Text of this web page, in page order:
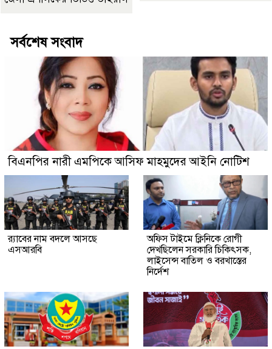
সর্বশেষ সংবাদ
বিএনপির নারী এমপিকে আসিফ মাহমুদের আইনি নোটিশ
র‍্যাবের নাম বদলে আসছে
এসআরবি
অফিস টাইমে ক্লিনিকে রোগী
দেখছিলেন সরকারি চিকিৎসক,
লাইসেন্স বাতিল ও বরখাস্তের
নির্দেশ